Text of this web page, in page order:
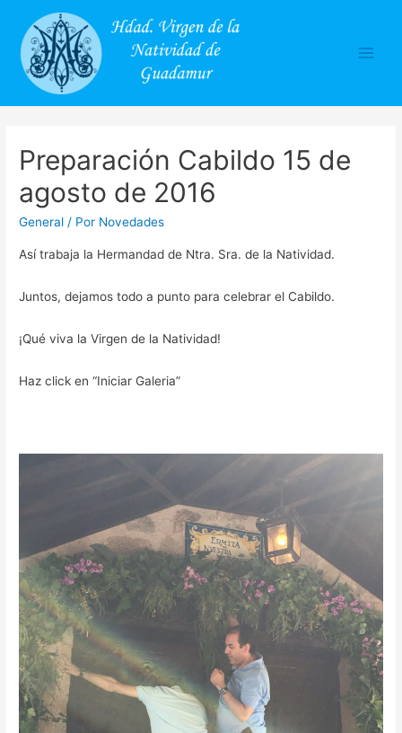
Preparación Cabildo 15 de
agosto de 2016
General / Por Novedades
Así trabaja la Hermandad de Ntra. Sra. de la Natividad.
Juntos, dejamos todo a punto para celebrar el Cabildo.
¡Qué viva la Virgen de la Natividad!
Haz click en “Iniciar Galeria”